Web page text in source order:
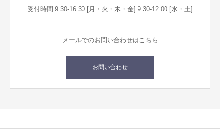
受付時間 9:30-16:30 [月・火・木・金] 9:30-12:00 [水・土]
メールでのお問い合わせはこちら
お問い合わせ